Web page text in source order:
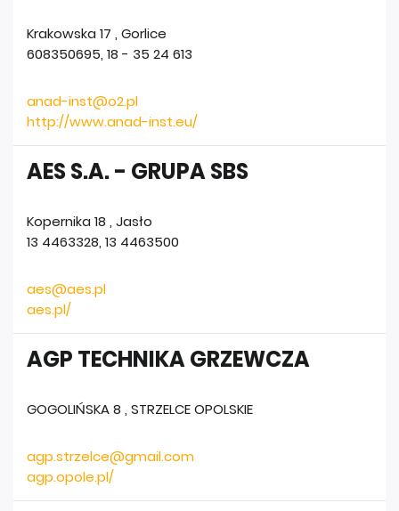
Krakowska 17 , Gorlice
608350695, 18 - 35 24 613
anad-inst@o2.pl
http://www.anad-inst.eu/
AES S.A. - GRUPA SBS
Kopernika 18 , Jasło
13 4463328, 13 4463500
aes@aes.pl
aes.pl/
AGP TECHNIKA GRZEWCZA
GOGOLIŃSKA 8 , STRZELCE OPOLSKIE
agp.strzelce@gmail.com
agp.opole.pl/